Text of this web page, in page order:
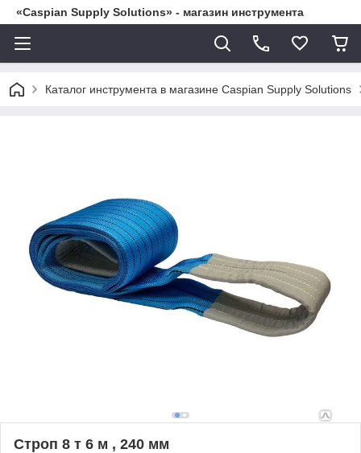
«Caspian Supply Solutions» - магазин инструмента
Каталог инструмента в магазине Caspian Supply Solutions
Строп 8 т 6 м , 240 мм